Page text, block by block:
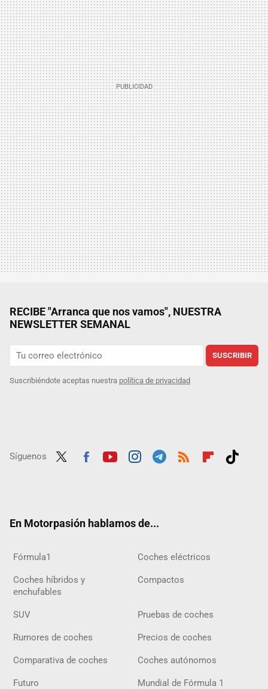
RECIBE "Arranca que nos vamos", NUESTRA
NEWSLETTER SEMANAL
SUSCRIBIR
Suscribiéndote aceptas nuestra política de privacidad
Síguenos
En Motorpasión hablamos de...
Fórmula1 Coches eléctricos
Coches híbridos y
enchufables
Compactos
SUV Pruebas de coches
Rumores de coches Precios de coches
Comparativa de coches Coches autónomos
Futuro Mundial de Fórmula 1